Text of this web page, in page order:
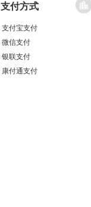
支付方式
支付宝支付
微信支付
银联支付
康付通支付